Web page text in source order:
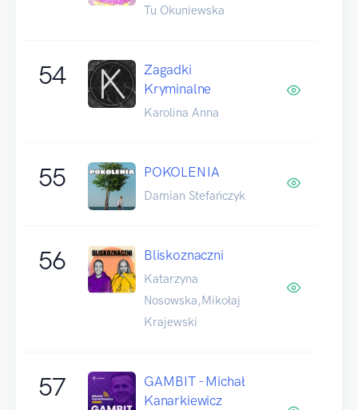
Tu Okuniewska
54
Zagadki
Kryminalne
Karolina Anna
55 POKOLENIA
Damian Stefańczyk
56 Bliskoznaczni
Katarzyna
Nosowska,Mikołaj
Krajewski
57
GAMBIT - Michał
Kanarkiewicz